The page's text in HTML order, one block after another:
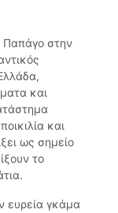
Παπάγο στην
και
και
ως σημείο
το
ευρεία γκάμα